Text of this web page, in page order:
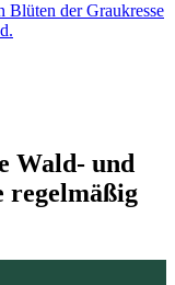
Wald- und
regelmäßig